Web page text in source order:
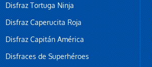
Disfraz Tortuga Ninja
Disfraz Caperucita Roja
Disfraz Capitán América
Disfraces de Superhéroes